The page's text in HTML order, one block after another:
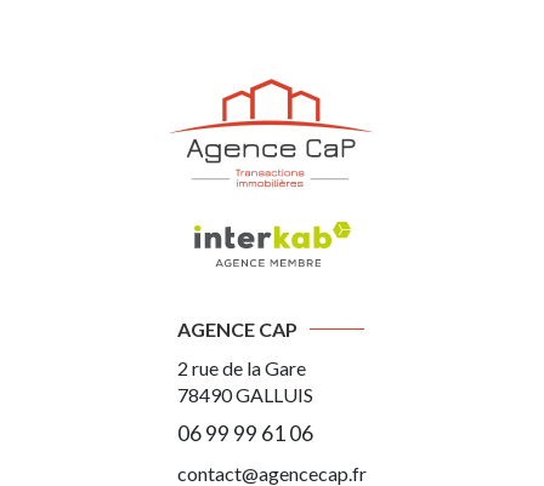
AGENCE CAP
2 rue de la Gare
78490GALLUIS
06 99 99 61 06
contact@agencecap.fr